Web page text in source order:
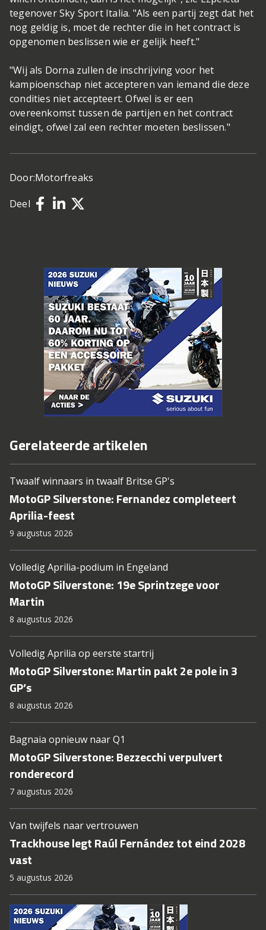
tegenover Sky Sport Italia. "Als een partij zegt dat het
nog geldig is, moet de rechter die in het contract is
opgenomen beslissen wie er gelijk heeft."
"Wij als Dorna zullen de inschrijving voor het
kampioenschap niet accepteren van iemand die deze
condities niet accepteert. Ofwel is er een
overeenkomst tussen de partijen en het contract
eindigt, ofwel zal een rechter moeten beslissen."
Door:Motorfreaks
Deel
Gerelateerde artikelen
Twaalf winnaars in twaalf Britse GP's
MotoGP Silverstone: Fernandez completeert
Aprilia-feest
9 augustus 2026
Volledig Aprilia-podium in Engeland
MotoGP Silverstone: 19e Sprintzege voor
Martin
8 augustus 2026
Volledig Aprilia op eerste startrij
MotoGP Silverstone: Martin pakt 2e pole in 3
GP’s
8 augustus 2026
Bagnaia opnieuw naar Q1
MotoGP Silverstone: Bezzecchi verpulvert
ronderecord
7 augustus 2026
Van twijfels naar vertrouwen
Trackhouse legt Raúl Fernández tot eind 2028
vast
5 augustus 2026